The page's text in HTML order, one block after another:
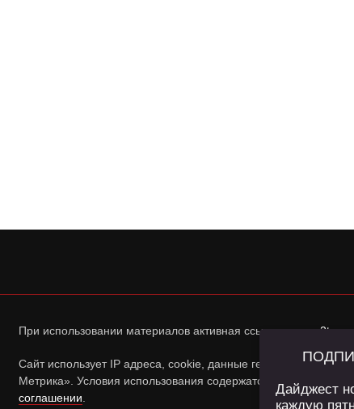
При использовании материалов активная ссылка на
Сайт использует IP адреса, cookie, данные геолокации
Метрика». Условия использования содержатся в
Политике
соглашении
Дайджест
каждую